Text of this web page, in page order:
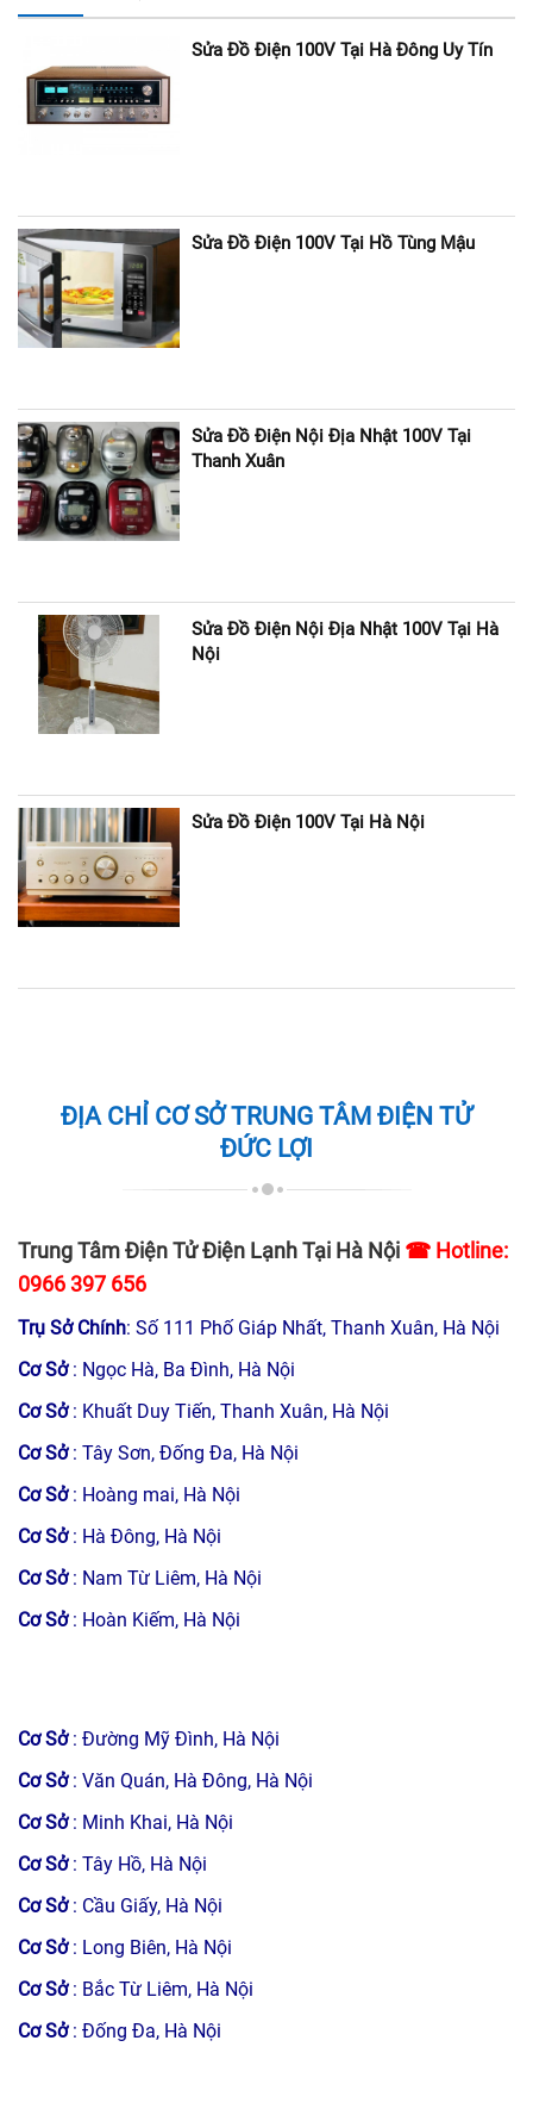
Sửa Đồ Điện 100V Tại Hà Đông Uy Tín
Sửa Đồ Điện 100V Tại Hồ Tùng Mậu
Sửa Đồ Điện Nội Địa Nhật 100V Tại
Thanh Xuân
Sửa Đồ Điện Nội Địa Nhật 100V Tại Hà
Nội
Sửa Đồ Điện 100V Tại Hà Nội
ĐỊA CHỈ CƠ SỞ TRUNG TÂM ĐIỆN TỬ
ĐỨC LỢI
Trung Tâm Điện Tử Điện Lạnh Tại Hà Nội ☎ Hotline:
0966 397 656
Trụ Sở Chính: Số 111 Phố Giáp Nhất, Thanh Xuân, Hà Nội
Cơ Sở : Ngọc Hà, Ba Đình, Hà Nội
Cơ Sở : Khuất Duy Tiến, Thanh Xuân, Hà Nội
Cơ Sở : Tây Sơn, Đống Đa, Hà Nội
Cơ Sở: Hoàng mai, Hà Nội
Cơ Sở : Hà Đông, Hà Nội
Cơ Sở : Nam Từ Liêm, Hà Nội
Cơ Sở : Hoàn Kiếm, Hà Nội
Cơ Sở : Đường Mỹ Đình, Hà Nội
Cơ Sở : Văn Quán, Hà Đông, Hà Nội
Cơ Sở : Minh Khai, Hà Nội
Cơ Sở : Tây Hồ, Hà Nội
Cơ Sở: Cầu Giấy, Hà Nội
Cơ Sở : Long Biên, Hà Nội
Cơ Sở : Bắc Từ Liêm, Hà Nội
Cơ Sở : Đống Đa, Hà Nội